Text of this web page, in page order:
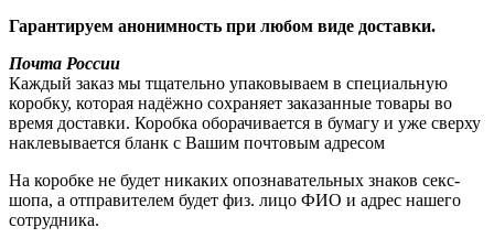
Гарантируем анонимность при любом виде доставки.
Почта России
Каждый заказ мы тщательно упаковываем в специальную
коробку, которая надёжно сохраняет заказанные товары во
время доставки. Коробка оборачивается в бумагу и уже сверху
наклевывается бланк с Вашим почтовым адресом
На коробке не будет никаких опознавательных знаков секс-
шопа, а отправителем будет физ. лицо ФИО и адрес нашего
сотрудника.